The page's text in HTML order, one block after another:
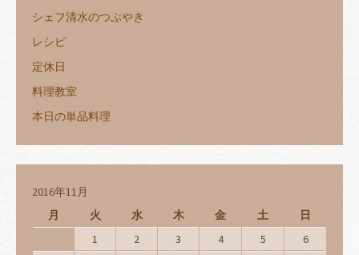
シェフ清水のつぶやき
レシピ
定休日
料理教室
本日の単品料理
2016年11月
月
火 水 木 金 土 日
1 2 3 4 5
6